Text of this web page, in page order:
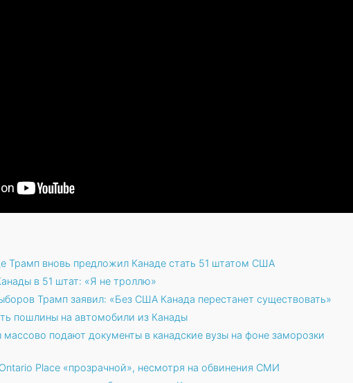
Трамп вновь предложил Канаде стать 51 штатом США
в 51 штат: «Я не троллю»
Трамп заявил: «Без США Канада перестанет существовать»
пошлины на автомобили из Канады
массово подают документы в канадские вузы на фоне заморозки
Place «прозрачной», несмотря на обвинения СМИ